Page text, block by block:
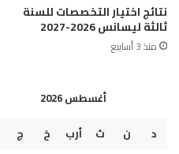
نتائج اختيار التخصصات للسنة
ثالثة ليسانس 2026-2027
منذ 3 أسابيع
أغسطس 2026
د
ن ث أرب خ ج